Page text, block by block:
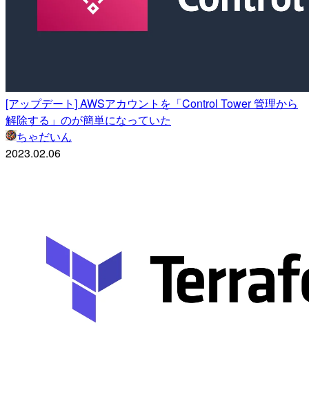
[アップデート] AWSアカウントを「Control Tower 管理から
解除する」のが簡単になっていた
ちゃだいん
2023.02.06